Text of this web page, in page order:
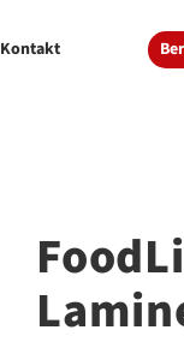
Kontakt